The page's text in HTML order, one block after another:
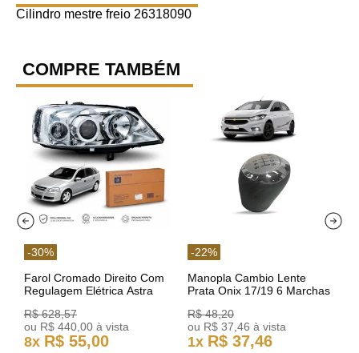
Cilindro mestre freio 26318090
COMPRE TAMBÉM
-30%
Farol Cromado Direito Com
Regulagem Elétrica Astra
R$ 628,57
ou R$ 440 00 à vista
8x R$ 55,00
-22%
Manopla Cambio Lente
Prata Onix 17/19 6 Marchas
R$ 48,20
ou R$ 37 46 à vista
1x R$ 37,46